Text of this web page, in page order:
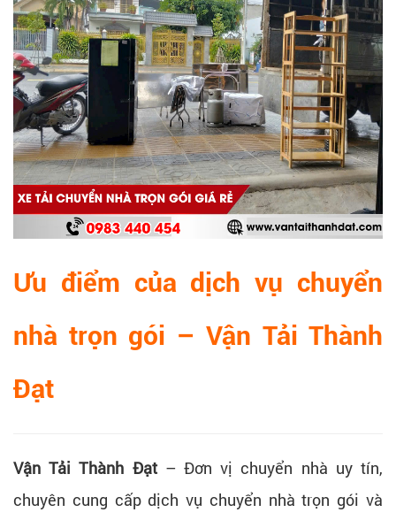
Ưu điểm của dịch vụ chuyển
nhà trọn gói – Vận Tải Thành
Đạt
Vận Tải Thành Đạt– Đơn vị chuyển nhà uy tín,
chuyên cung cấp dịch vụ chuyển nhà trọn gói và